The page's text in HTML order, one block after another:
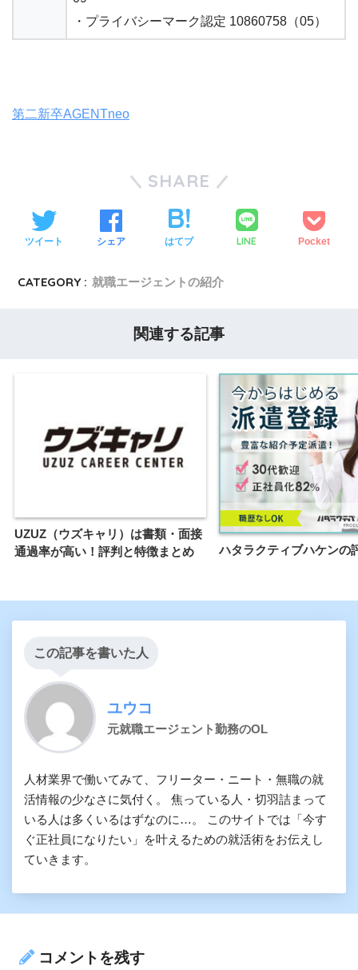
・プライバシーマーク認定 10860758（05）
第二新卒AGENTneo
SHARE
ツイート シェア はてブ LINE Pocket
CATEGORY : 就職エージェントの紹介
関連する記事
UZUZ（ウズキャリ）は書類・面接
通過率が高い！評判と特徴まとめ
ハタラクティブハケンの
この記事を書いた人
ユウコ
元就職エージェント勤務のOL
人材業界で働いてみて、フリーター・ニート・無職の就
活情報の少なさに気付く。 焦っている人・切羽詰まって
いる人は多くいるはずなのに…。 このサイトでは「今す
ぐ正社員になりたい」を叶えるための就活術をお伝えし
ていきます。
コメントを残す